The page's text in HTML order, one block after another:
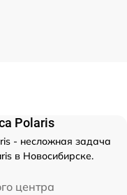
Polaris
- несложная задача
в Новосибирске.
центра